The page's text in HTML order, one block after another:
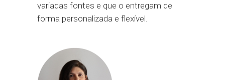
variadas fontes e que o entregam de
forma personalizada e flexível.